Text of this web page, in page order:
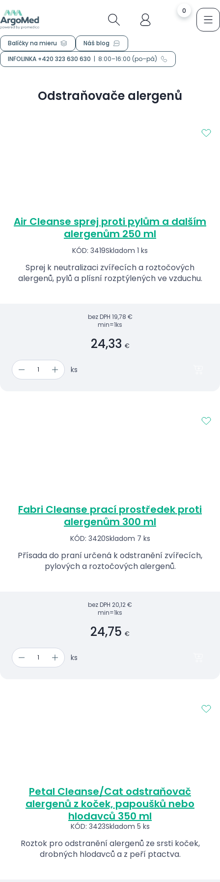
0
Balíčky na mieru
Náš blog
INFOLINKA +420 323 630 630 | 8:00–16:00 (po–pá)
Odstraňovače alergenů
Air Cleanse sprej proti pylům a dalším
alergenům 250 ml
KÓD: 3419Skladom 1 ks
Sprej k neutralizaci zvířecích a roztočových
alergenů, pylů a plísní rozptýlených ve vzduchu.
bez DPH 19,78 €
min=1ks
24,33 €
ks
Fabri Cleanse prací prostředek proti
alergenům 300 ml
KÓD: 3420Skladom 7 ks
Přísada do praní určená k odstranění zvířecích,
pylových a roztočových alergenů.
bez DPH 20,12 €
min=1ks
24,75 €
ks
Petal Cleanse/Cat odstraňovač
alergenů z koček, papoušků nebo
hlodavců 350 ml
KÓD: 3423Skladom 5 ks
Roztok pro odstranění alergenů ze srsti koček,
drobných hlodavců a z peří ptactva.